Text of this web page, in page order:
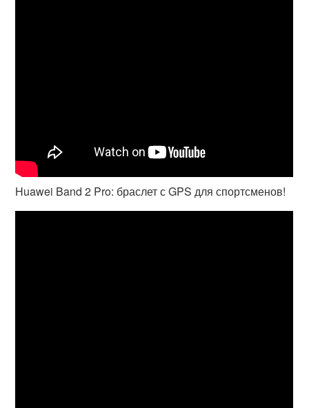
Huawei Band 2 Pro: браслет с GPS для спортсменов!